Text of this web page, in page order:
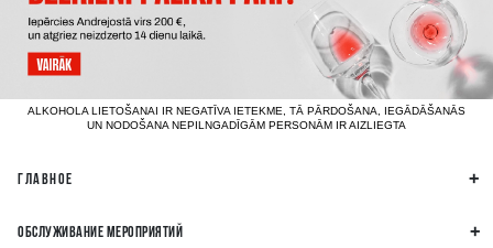
ALKOHOLA LIETOŠANAI IR NEGATĪVA IETEKME, TĀ PĀRDOŠANA, IEGĀDĀŠANĀS
UN NODOŠANA NEPILNGADĪGĀM PERSONĀM IR AIZLIEGTA
ГЛАВНОЕ
ОБСЛУЖИВАНИЕ МЕРОПРИЯТИЙ